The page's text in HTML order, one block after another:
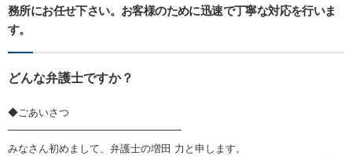
務所にお任せ下さい。お客様のために迅速で丁寧な対応を行いま
す。
どんな弁護士ですか？
◆ごあいさつ
━━━━━━━━━━━━━━━━━
みなさん初めまして、弁護士の増田 力と申します。